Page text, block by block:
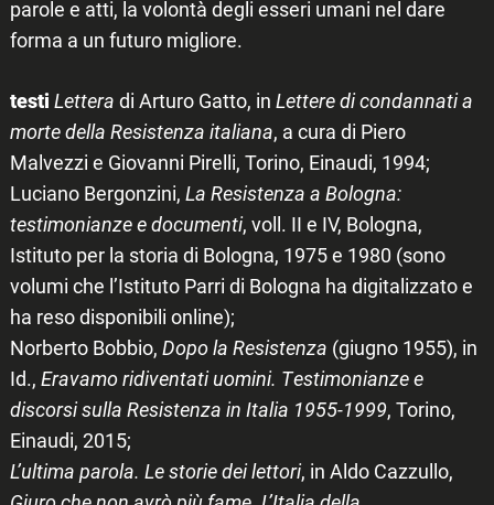
parole e atti, la volontà degli esseri umani nel dare
forma a un futuro migliore.
testi Lettera di Arturo Gatto, in Lettere di condannati a
morte della Resistenza italiana, a cura di Piero
Malvezzi e Giovanni Pirelli, Torino, Einaudi, 1994;
Luciano Bergonzini, La Resistenza a Bologna:
testimonianze e documenti, voll. II e IV, Bologna,
Istituto per la storia di Bologna, 1975 e 1980 (sono
volumi che l’Istituto Parri di Bologna ha digitalizzato e
ha reso disponibili online);
Norberto Bobbio, Dopo la Resistenza (giugno 1955), in
Id., Eravamo ridiventati uomini. Testimonianze e
discorsi sulla Resistenza in Italia 1955-1999, Torino,
Einaudi, 2015;
L’ultima parola. Le storie dei lettori, in Aldo Cazzullo,